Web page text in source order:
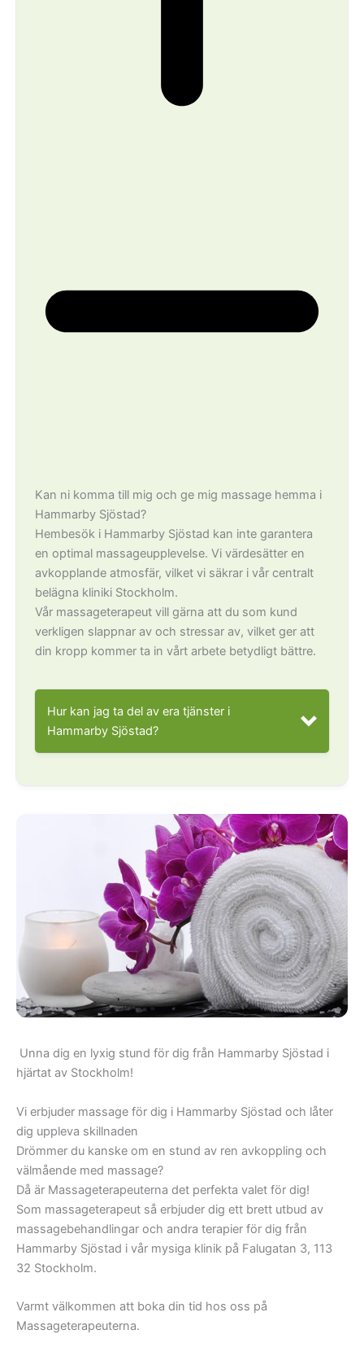
Kan ni komma till mig och ge mig massage hemma i
Hammarby Sjöstad?
Hembesök i Hammarby Sjöstad kan inte garantera
en optimal massageupplevelse. Vi värdesätter en
avkopplande atmosfär, vilket vi säkrar i vår centralt
belägna kliniki Stockholm.
Vår massageterapeut vill gärna att du som kund
verkligen slappnar av och stressar av, vilket ger att
din kropp kommer ta in vårt arbete betydligt bättre.
Hur kan jag ta del av era tjänster i
Hammarby Sjöstad?
I kvarteren kring/vid
bland annat:
I kvarteren utmed
bland annat:
park
Hammarby Kaj
Henriksdalshamnen
Jan Inghes Torg
Lumabryggan
Lumafabriken
Lumaparken
Sjöstadshallen
Södra
Sickla Udde
Sickla Kanal
Aktergatan,
Babordsgatan,
Båtbyggargatan,
Fartygsgatan,
Förskeppsgatan,
Hammarby Allé,
Hammarby Kajgatan,
Henriksdalsallén,
Konvojgatan,
Korphoppsgatan,
Ljusslingan,
Lugnets Allé,
Maltgatan,
Unna dig en lyxig stund för dig från Hammarby Sjöstad i
hjärtat av Stockholm!
Vi erbjuder massage för dig i Hammarby Sjöstad och låter
dig uppleva skillnaden
Drömmer du kanske om en stund av ren avkoppling och
välmående med massage?
Då är Massageterapeuterna det perfekta valet för dig!
Som massageterapeut så erbjuder dig ett brett utbud av
massagebehandlingar och andra terapier för dig från
Hammarby Sjöstad i vår mysiga klinik på Falugatan 3, 113
32 Stockholm.
Varmt välkommen att boka din tid hos oss på
Massageterapeuterna.